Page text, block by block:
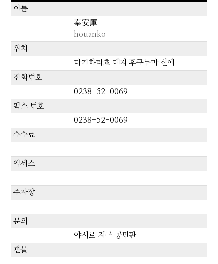
이름
奉安庫
houanko
위치
다카하타쵸 대자 후쿠누마 신에
전화번호
0238-52-0069
팩스 번호
0238-52-0069
수수료
액세스
주차장
문의
야시로 지구 공민관
편물